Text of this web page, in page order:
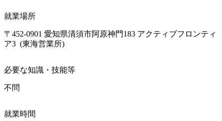
就業場所
〒452-0901 愛知県清須市阿原神門183 アクティブフロンティ
ア3  (東海営業所)
必要な知識・技能等
不問
就業時間